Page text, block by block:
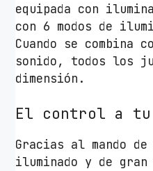
equipada con
con 6 modos de
Cuando se combina
sonido, todos los
dimensión.
El control a tu
Gracias al mando
iluminado y de gran